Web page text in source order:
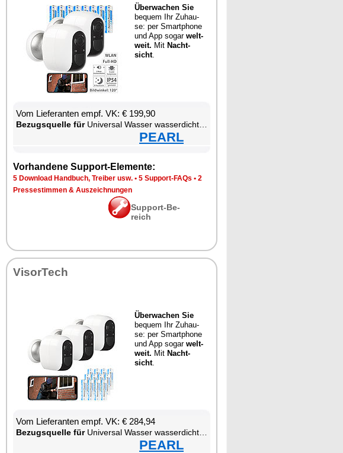
Über­wa­chen Sie
be­quem Ihr Zu­hau­
se: per Smart­pho­ne
und App so­gar welt­
weit. Mit Nacht­
sicht.
Vom Lie­fe­ran­ten empf. VK: € 199,90
Be­zugs­quel­le fürUni­ver­sal Was­ser was­ser­dich­ter W-LAN was­ser­fest staub­dicht Smart­pho­ne
PEARL
Vor­han­de­ne Sup­port-Ele­men­te:
5 Down­load Hand­buch, Trei­ber usw. • 5 Sup­port-FAQs • 2
Pres­se­stim­men & Aus­zeich­nun­gen
Sup­port-Be­
reich
Vi­sor­Tech
Über­wa­chen Sie
be­quem Ihr Zu­hau­
se: per Smart­pho­ne
und App so­gar welt­
weit. Mit Nacht­
sicht.
Vom Lie­fe­ran­ten empf. VK: € 284,94
Be­zugs­quel­le fürUni­ver­sal Was­ser was­ser­dich­ter W-LAN was­ser­fest staub­dicht Smart­pho­ne
PEARL